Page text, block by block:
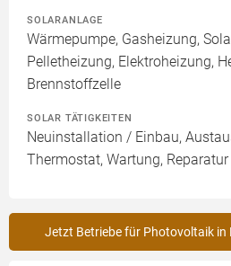
SOLARANLAGE
Wärmepumpe, Gasheizung,
Pelletheizung, Elektroheizung,
Brennstoffzelle
SOLAR TÄTIGKEITEN
Neuinstallation / Einbau,
Thermostat, Wartung, Reparatur
Jetzt Betriebe für Photovoltaik in